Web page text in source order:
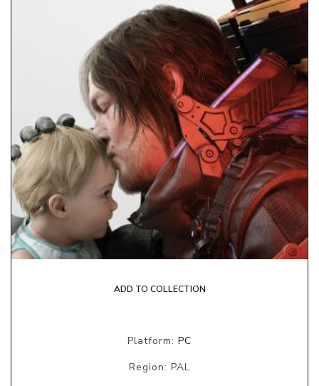
ADD TO COLLECTION
Platform: PC
Region: PAL